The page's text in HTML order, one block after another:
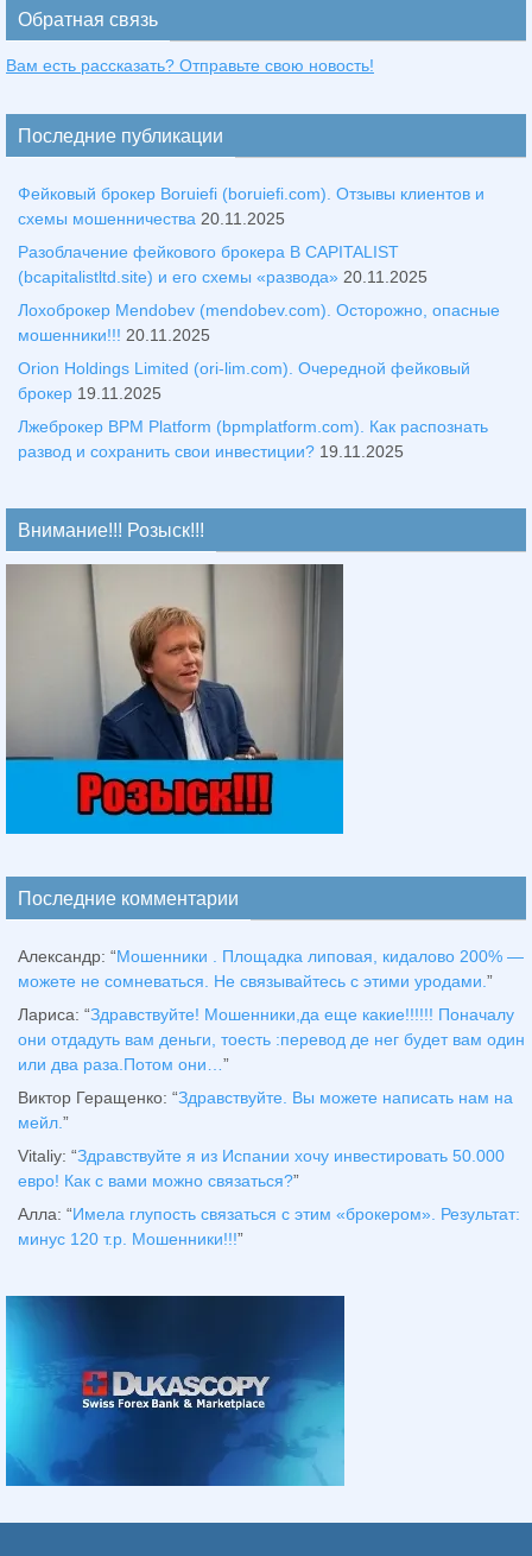
Обратная связь
Вам есть рассказать? Отправьте свою новость!
Последние публикации
Фейковый брокер Boruiefi (boruiefi.com). Отзывы клиентов и
схемы мошенничества 20.11.2025
Разоблачение фейкового брокера B CAPITALIST
(bcapitalistltd.site) и его схемы «развода» 20.11.2025
Лохоброкер Mendobev (mendobev.com). Осторожно, опасные
мошенники!!! 20.11.2025
Orion Holdings Limited (ori-lim.com). Очередной фейковый
брокер 19.11.2025
Лжеброкер BPM Platform (bpmplatform.com). Как распознать
развод и сохранить свои инвестиции? 19.11.2025
Внимание!!! Розыск!!!
Последние комментарии
Александр: “Мошенники . Площадка липовая, кидалово 200% —
можете не сомневаться. Не связывайтесь с этими уродами. ”
Лариса: “Здравствуйтe! Мошенники,да еще какие!!!!!! Поначалу
они отдадуть вам деньги, тоесть :перевод де нег будет вам один
или два раза.Потом они… ”
Виктор Геращенко: “Здравствуйте. Вы можете написать нам на
мейл. ”
Vitaliy: “Здравствуйте я из Испании хочу инвестировать 50.000
евро! Как с вами можно связаться?”
Алла: “Имела глупость связаться с этим «брокером». Результат:
минус 120 т.р. Мошенники!!!”